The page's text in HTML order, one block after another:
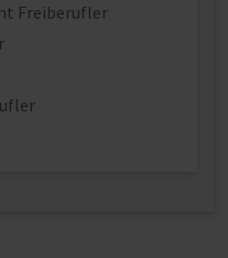
Freiberufler